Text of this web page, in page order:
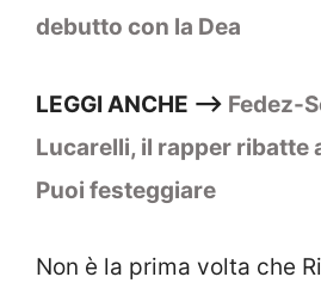
debutto con la Dea
LEGGI ANCHE –> Fedez-
Lucarelli, il rapper ribatte
Puoi festeggiare
Non è la prima volta che